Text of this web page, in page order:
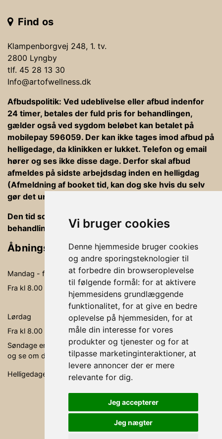
Vi bruger cookies
Denne hjemmeside bruger cookies
og andre sporingsteknologier til
at forbedre din browseroplevelse
til følgende formål: for at aktivere
hjemmesidens grundlæggende
funktionalitet, for at give en bedre
oplevelse på hjemmesiden, for at
måle din interesse for vores
produkter og tjenester og for at
tilpasse marketinginteraktioner, at
levere annoncer der er mere
relevante for dig.
Jeg accepterer
Jeg nægter
Find os
Klampenborgvej 248, 1. tv.
2800 Lyngby
tlf. 45 28 13 30
Info@artofwellness.dk
Afbudspolitik: Ved udeblivelse eller afbud indenfor
24 timer, betales der fuld pris for behandlingen,
gælder også ved sygdom beløbet kan betalet på
mobilepay 596059. Der kan ikke tages imod afbud på
helligedage, da klinikken er lukket. Telefon og email
hører og ses ikke disse dage. Derfor skal afbud
afmeldes på sidste arbejdsdag inden en helligdag
(Afmeldning af booket tid, kan dog ske hvis du selv
gør det under din bookning).
Den tid som er afsat til behandlinger er ind og ud af
behandlingsrummet, betaling og vejledning
Åbningstider
Mandag - fredag
09.00-19.00
Fra kl 8.00 - kl. 20.00 kan der behandles
Lørdag
09.00- 15.00
Fra kl 8.00 - kl. 16.00 kan der behandles
Søndage er ikke faste åbningsdage, men søg via bookingen,
og se om der er en behandler, der er ledig.
Helligedage er klinikken lukket.